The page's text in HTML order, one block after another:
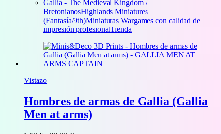
de
precios:
desde
9,00 €
29,00 €
Gallia - The Medieval Kingdom /
BretonianosHighlands Miniatures
(Fantasía/9th)Miniaturas Wargames con calidad de
impresión profesionalTienda
Vistazo
Hombres de armas de Gallia (Gallia
Men at arms)